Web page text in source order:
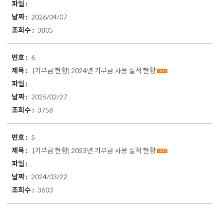
2026/04/07
3805
6
[기부금 현황] 2024년 기부금 사용 실적 현황
2025/02/27
3758
5
[기부금 현황] 2023년 기부금 사용 실적 현황
2024/03/22
3603